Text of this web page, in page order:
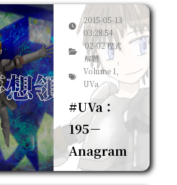
2015-05-13
03:28:54
02-02 程式
解題
Volume 1,
UVa
#UVa：
195－
Anagram